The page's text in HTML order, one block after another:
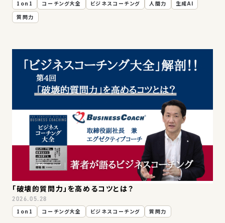
1on1
コーチング大全 ビジネスコーチング 人間力
生成AI
質問力
「破壊的質問力」を高めるコツとは？
2026.05.28
1on1
コーチング大全 ビジネスコーチング 質問力